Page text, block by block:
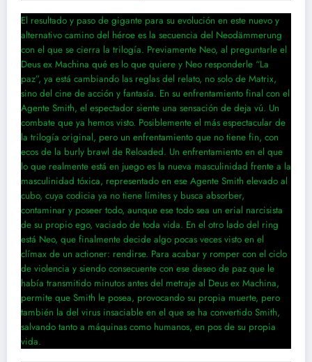
El resultado y paso de gigante para su evolución en este nuevo y
alternativo camino del héroe es la secuencia del Neodämmerung
con el que se cierra la trilogía. Previamente Neo, al preguntarle el
Deus ex Machina qué es lo que quiere y Neo responderle “La
paz”, ya está cambiando las reglas del relato, no solo de Matrix,
sino del cine de acción y fantasía. En su enfrentamiento final con el
Agente Smith, el espectador siente una sensación de deja vú. Un
combate que ya hemos visto. Posiblemente el más espectacular de
la trilogía original, pero un enfrentamiento que no tiene fin, con
ecos de la burly brawl de Reloaded. Un enfrentamiento en el que
lo que realmente está en juego es la nueva masculinidad frente a la
masculinidad tóxica, representado en ese Agente Smith elevado al
cubo, cuya codicia ya no tiene límites y busca absorber,
contaminar y poseer todo, aunque ese todo sea un erial narcisista
de su propio ego, vaciado de toda vida. En el otro lado del ring
está Neo, que finalmente decide algo pocas veces visto en el
clímax de un actioner: rendirse. Para acabar y romper con el ciclo
de violencia y siendo consecuente con ese deseo de paz que le
había transmitido minutos antes del metraje al Deus ex Machina,
permite que Smith le posea, provocando su propia muerte, pero
también la del virus insaciable en el que se ha convertido Smith,
salvando tanto a máquinas como humanos, en pos de su propia
vida.